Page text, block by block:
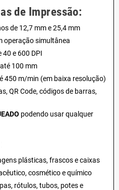
de Impressão:
de 12,7 mm e 25,4 mm
operação simultânea
e 600 DPI
100 mm
450 m/min (em baixa resolução)
QR Code, códigos de barras,
podendo usar qualquer
plásticas, frascos e caixas
cosmético e químico
rótulos, tubos, potes e